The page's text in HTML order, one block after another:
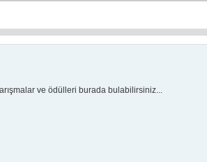
ve ödülleri burada bulabilirsiniz...